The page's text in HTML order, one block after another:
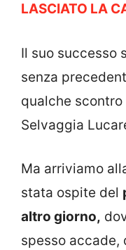
LASCIATO LA
Il suo successo
senza
qualche
Selvaggia
Ma arriviamo
stata ospite del
altro giorno,
spesso accade,